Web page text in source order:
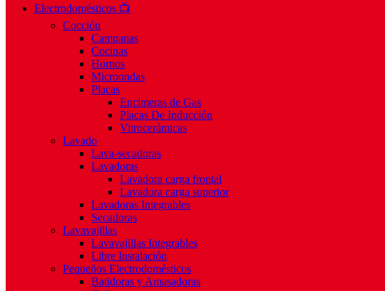
Electrodomésticos 📺
Cocción
Campanas
Cocinas
Hornos
Microondas
Placas
Encimeras de Gas
Placas De Inducción
Vitrocerámicas
Lavado
Lava-secadoras
Lavadoras
Lavadora carga frontal
Lavadora carga superior
Lavadoras Integrables
Secadoras
Lavavajillas
Lavavajillas Integrables
Libre Instalación
Pequeños Electrodomésticos
Batidoras y Amasadoras